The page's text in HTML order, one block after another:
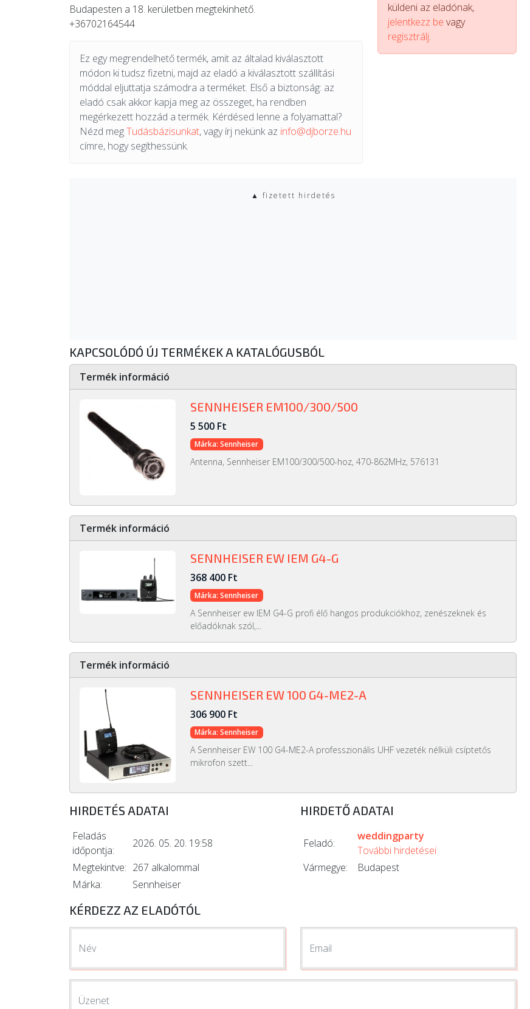
Budapesten a 18. kerületben megtekinhető.
+36702164544
Ez egy megrendelhető termék, amit az általad kiválasztott
módon ki tudsz fizetni, majd az eladó a kiválasztott szállítási
móddal eljuttatja számodra a terméket. Első a biztonság: az
eladó csak akkor kapja meg az összeget, ha rendben
megérkezett hozzád a termék. Kérdésed lenne a folyamattal?
Nézd megTudásbázisunkat, vagy írj nekünk az info@djborze.hu
címre, hogy segíthessünk.
küldeni az eladónak,
jelentkezz be vagy
regisztrálj.
▲ fizetett hirdetés
KAPCSOLÓDÓ ÚJ TERMÉKEK A KATALÓGUSBÓL
Termék információ
SENNHEISER EM100/300/500
5 500 Ft
Márka: Sennheiser
Antenna, Sennheiser EM100/300/500-hoz, 470-862MHz, 576131
Termék információ
SENNHEISER EW IEM G4-G
368 400 Ft
Márka: Sennheiser
A Sennheiser ew IEM G4-G profi élő hangos produkciókhoz, zenészeknek és
előadóknak szól,...
Termék információ
SENNHEISER EW 100 G4-ME2-A
306 900 Ft
Márka: Sennheiser
A Sennheiser EW 100 G4-ME2-A professzionális UHF vezeték nélküli csíptetős
mikrofon szett...
HIRDETÉS ADATAI
Feladás
időpontja:
2026. 05. 20. 19:58
Megtekintve: 267 alkalommal
Márka:
Sennheiser
HIRDETŐ ADATAI
Feladó:
weddingparty
További hirdetései
Vármegye:
Budapest
KÉRDEZZ AZ ELADÓTÓL
Név Email
Üzenet